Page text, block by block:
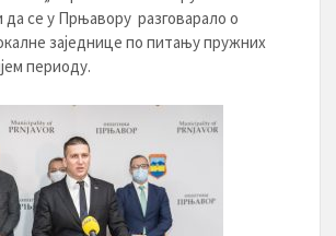
да се у Прњавору разговарало о
заједнице по питању пружних
периоду.